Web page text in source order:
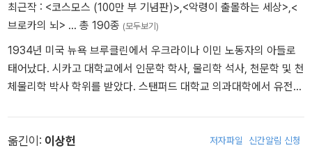
최근작 : <코스모스 (100만 부 기념판)>,<악령이 출몰하는 세상>,<
브로카의 뇌> … 총 190종 (모두보기)
1934년 미국 뉴욕 브루클린에서 우크라이나 이민 노동자의 아들로
태어났다. 시카고 대학교에서 인문학 학사, 물리학 석사, 천문학 및 천
체물리학 박사 학위를 받았다. 스탠퍼드 대학교 의과대학에서 유전학
아 공과대학의 특별 초빙 연구원, 세계 최대 우주 동호 단체인 행성협
옮긴이: 이상헌 저자파일 신간알림 신청